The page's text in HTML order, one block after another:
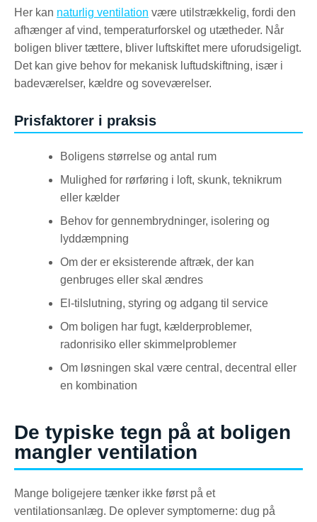
Her kan naturlig ventilation være utilstrækkelig, fordi den
afhænger af vind, temperaturforskel og utætheder. Når
boligen bliver tættere, bliver luftskiftet mere uforudsigeligt.
Det kan give behov for mekanisk luftudskiftning, især i
badeværelser, kældre og soveværelser.
Prisfaktorer i praksis
Boligens størrelse og antal rum
Mulighed for rørføring i loft, skunk, teknikrum
eller kælder
Behov for gennembrydninger, isolering og
lyddæmpning
Om der er eksisterende aftræk, der kan
genbruges eller skal ændres
El-tilslutning, styring og adgang til service
Om boligen har fugt, kælderproblemer,
radonrisiko eller skimmelproblemer
Om løsningen skal være central, decentral eller
en kombination
De typiske tegn på at boligen
mangler ventilation
Mange boligejere tænker ikke først på et
ventilationsanlæg. De oplever symptomerne: dug på